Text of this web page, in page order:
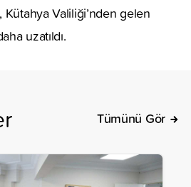
Kütahya Valiliği’nden gelen
uzatıldı.
Tümünü Gör